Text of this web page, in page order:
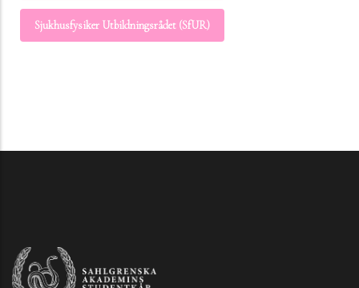
Sjukhusfysiker Utbildningsrådet (SfUR)